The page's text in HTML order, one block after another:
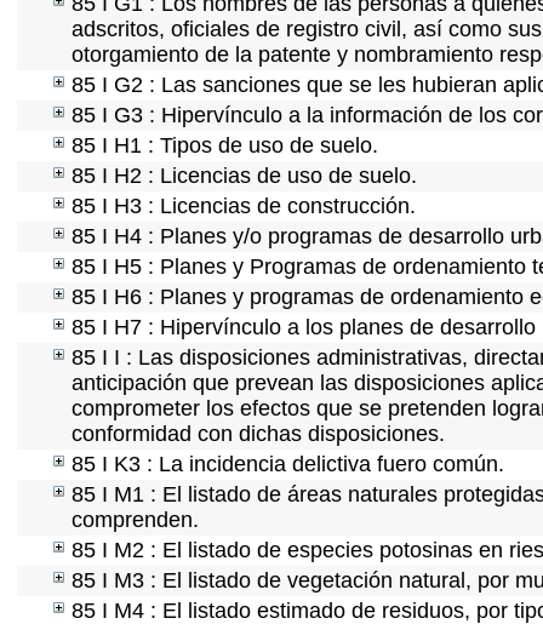
adscritos, oficiales de registro civil, así como
otorgamiento de la patente y nombramiento
85 I G2 : Las sanciones que se les hubieran
85 I G3 : Hipervínculo a la información de los
85 I H1 : Tipos de uso de suelo.
85 I H2 : Licencias de uso de suelo.
85 I H3 : Licencias de construcción.
85 I H4 : Planes y/o programas de desarrollo
85 I H5 : Planes y Programas de ordenamiento
85 I H6 : Planes y programas de ordenamiento
85 I H7 : Hipervínculo a los planes de desarrollo
85 I I : Las disposiciones administrativas,
anticipación que prevean las disposiciones
comprometer los efectos que se pretenden
conformidad con dichas disposiciones.
85 I K3 : La incidencia delictiva fuero común.
85 I M1 : El listado de áreas naturales
comprenden.
85 I M2 : El listado de especies potosinas en
85 I M3 : El listado de vegetación natural, por
85 I M4 : El listado estimado de residuos, por